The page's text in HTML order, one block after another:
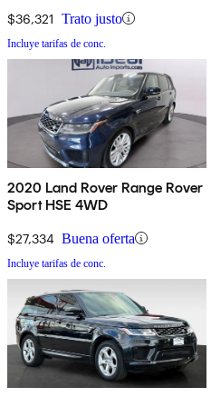
$36,321 Trato justo
Incluye tarifas de conc.
2020 Land Rover Range Rover
Sport HSE 4WD
$27,334 Buena oferta
Incluye tarifas de conc.